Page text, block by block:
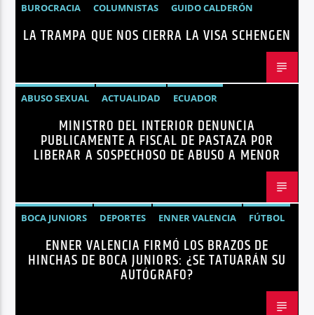
BUROCRACIA COLUMNISTAS
GUIDO CALDERÓN
LIBRE COMERCIO
NOTICIAS
NOTICIAS ECUADOR
LA TRAMPA QUE NOS CIERRA LA VISA SCHENGEN
ABUSO SEXUAL ACTUALIDAD
ECUADOR
JOHN REIMBERG
MINISTRO DEL INTERIOR
NOTICIAS
SEGURIDAD
MINISTRO DEL INTERIOR DENUNCIA
PUBLICAMENTE A FISCAL DE PASTAZA POR
LIBERAR A SOSPECHOSO DE ABUSO A MENOR
BOCA JUNIORS DEPORTES ENNER VALENCIA
FÚTBOL
NOTICIASENNER VALENCIA FIRMÓ LOS BRAZOS DE
HINCHAS DE BOCA JUNIORS: ¿SE TATUARÁN SU
AUTÓGRAFO?